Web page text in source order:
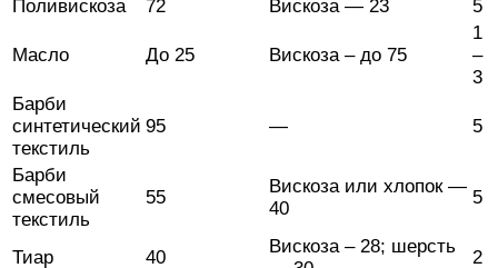
Поливискоза 72 Вискоза — 23 5
Масло До 25 Вискоза – до 75
1
–
3
Барби
синтетический
текстиль
95 — 5
Барби
смесовый
текстиль
55
Вискоза или хлопок —
40
5
Тиар 40
Вискоза – 28; шерсть
2